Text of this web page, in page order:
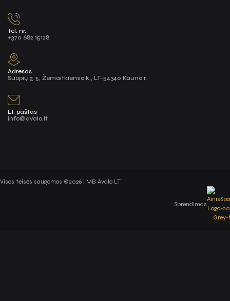
Tel. nr.
+370 682 15128
Adresas
Suopių g. 5, Žemaitkiemio k., LT-54340 Kauno r.
El. paštas
info@avalo.lt
Visos teisės saugomos ©2026 | MB Avalo LT
Sprendimas